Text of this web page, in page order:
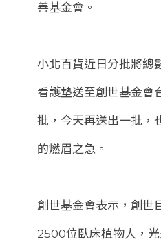
善基金會。
小北百貨近日分批將總
看護墊送至創世基金會
批，今天再送出一批，
的燃眉之急。
創世基金會表示，創世
2500位臥床植物人，